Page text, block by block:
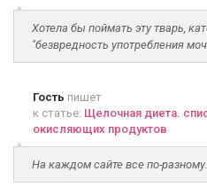
Хотела бы поймать эту тварь,
"безвредность употребления
Гость пишет
к статье: Щелочная диета.
окисляющих продуктов
На каждом сайте все по-